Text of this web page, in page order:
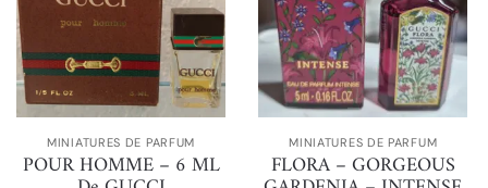
MINIATURES DE PARFUM
POUR HOMME – 6 ML
MINIATURES DE PARFUM
FLORA – GORGEOUS